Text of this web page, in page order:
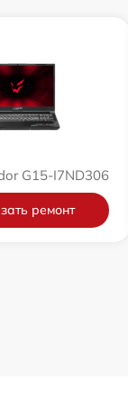
G15-I7ND306
ремонт